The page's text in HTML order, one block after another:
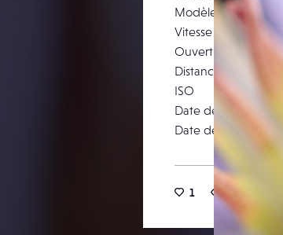
Modèle
Vitesse d’obturation
Ouverture
Distance focale
ISO
Date de prise de vue
Date de publication
1 17